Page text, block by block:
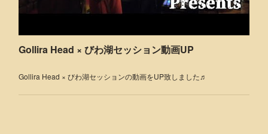
Gollira Head × びわ湖セッション動画UP
Gollira Head × びわ湖セッションの動画をUP致しました♬